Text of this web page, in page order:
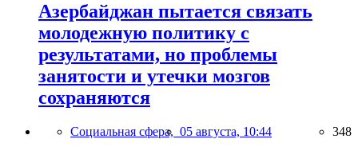
Азербайджан пытается связать
молодежную политику с
результатами, но проблемы
занятости и утечки мозгов
сохраняются
Социальная сфера, 05 августа, 10:44 348